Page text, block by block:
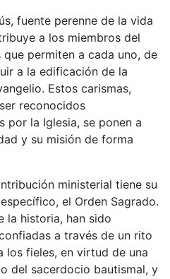
fuente perenne de la vida
a los miembros del
permiten a cada uno, de
a la edificación de la
Estos carismas,
reconocidos
por la Iglesia, se ponen a
y su misión de forma
ministerial tiene su
el Orden Sagrado.
la historia, han sido
a través de un rito
los fieles, en virtud de una
del sacerdocio bautismal, y